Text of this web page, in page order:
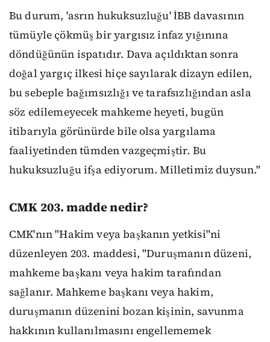
Bu durum, 'asrın hukuksuzluğu' İBB davasının
tümüyle çökmüş bir yargısız infaz yığınına
döndüğünün ispatıdır. Dava açıldıktan sonra
doğal yargıç ilkesi hiçe sayılarak dizayn edilen,
bu sebeple bağımsızlığı ve tarafsızlığından asla
söz edilemeyecek mahkeme heyeti, bugün
itibarıyla görünürde bile olsa yargılama
faaliyetinden tümden vazgeçmiştir. Bu
hukuksuzluğu ifşa ediyorum. Milletimiz duysun."
CMK 203. madde nedir?
CMK'nın "Hakim veya başkanın yetkisi"ni
düzenleyen 203. maddesi, "Duruşmanın düzeni,
mahkeme başkanı veya hakim tarafından
sağlanır. Mahkeme başkanı veya hakim,
duruşmanın düzenini bozan kişinin, savunma
hakkının kullanılmasını engellememek